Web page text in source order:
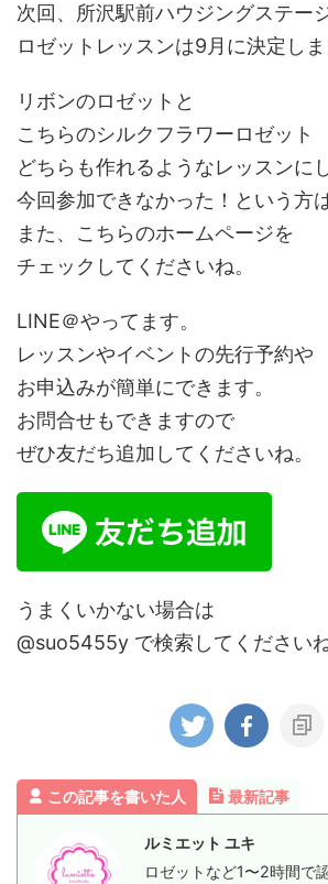
次回、所沢駅前ハウジングステー
ロゼットレッスンは9月に決定しま
リボンのロゼットと
こちらのシルクフラワーロゼット
どちらも作れるようなレッスンに
今回参加できなかった！という方
また、こちらのホームページを
チェックしてくださいね。
LINE＠やってます。
レッスンやイベントの先行予約や
お申込みが簡単にできます。
お問合せもできますので
ぜひ友だち追加してくださいね。
うまくいかない場合は
@suo5455y で検索してくださいね
この記事を書いた人 最新記事
ルミエット ユキ
ロゼットなど1〜2時間で